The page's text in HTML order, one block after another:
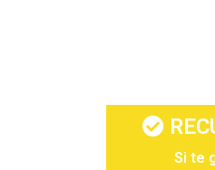
Si te